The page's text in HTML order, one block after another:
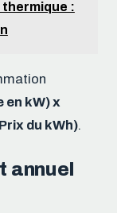
thermique :
en kW) x
du kWh).
annuel